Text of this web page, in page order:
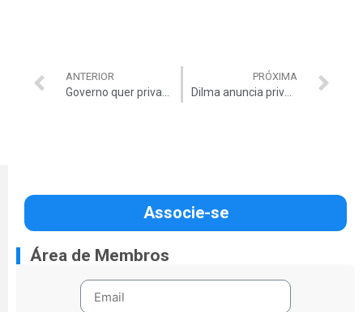
ANTERIOR PRÓXIMA
Dilma anuncia privatizações
Associe-se
Área de Membros